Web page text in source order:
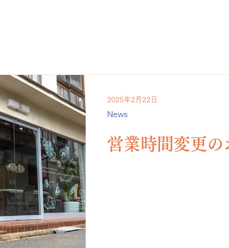
営業時間変更の
News
2025年2月22日